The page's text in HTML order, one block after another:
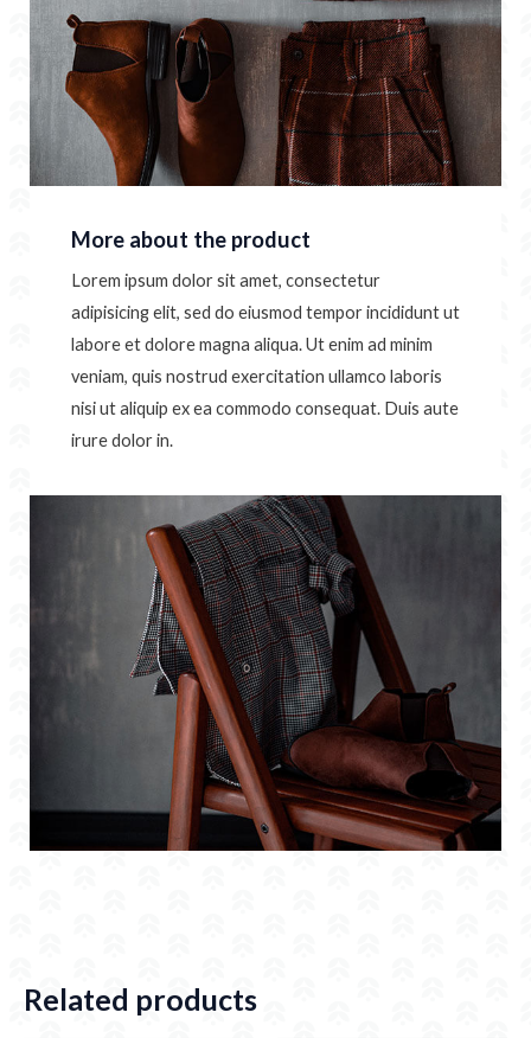
More about the product
Lorem ipsum dolor sit amet, consectetur
adipisicing elit, sed do eiusmod tempor incididunt ut
labore et dolore magna aliqua. Ut enim ad minim
veniam, quis nostrud exercitation ullamco laboris
nisi ut aliquip ex ea commodo consequat. Duis aute
irure dolor in.
Related products